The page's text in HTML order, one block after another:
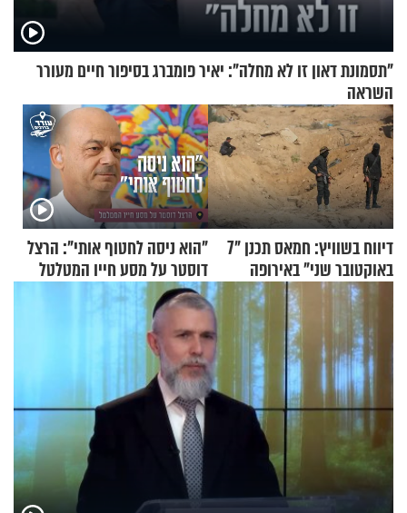
"תסמונת דאון זו לא מחלה": יאיר פומברג בסיפור חיים מעורר
השראה
דיווח בשוויץ: חמאס תכנן "7
באוקטובר שני" באירופה
"הוא ניסה לחטוף אותי": הרצל
דוסטר על מסע חייו המטלטל